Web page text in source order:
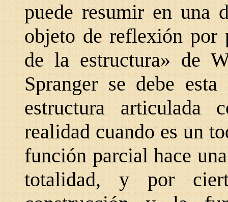
puede resumir en una
objeto de reflexión por
de la estructura» de
Spranger se debe
estructura articulada
realidad cuando es un
función parcial hace
totalidad, y por